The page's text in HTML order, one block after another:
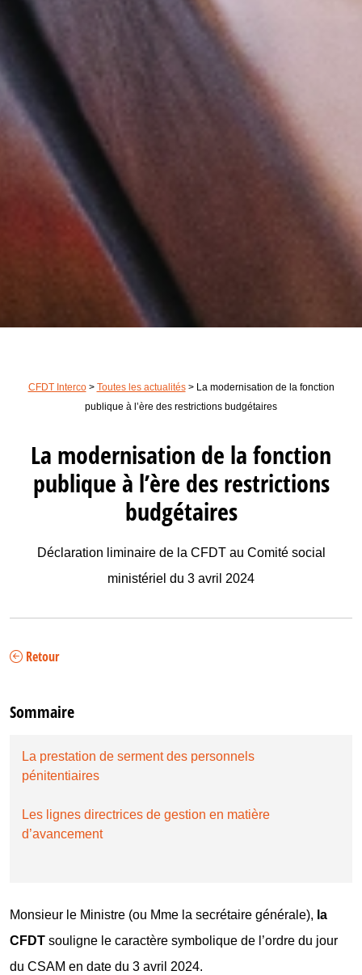
CFDT Interco> Toutes les actualités> La modernisation de la fonction
publique à l’ère des restrictions budgétaires
La modernisation de la fonction
publique à l’ère des restrictions
budgétaires
Déclaration liminaire de la CFDT au Comité social
ministériel du 3 avril 2024
Retour
Sommaire
La prestation de serment des personnels
pénitentiaires
Les lignes directrices de gestion en matière
d’avancement
Monsieur le Ministre (ou Mme la secrétaire générale), la
CFDT souligne le caractère symbolique de l’ordre du jour
du CSAM en date du 3 avril 2024.